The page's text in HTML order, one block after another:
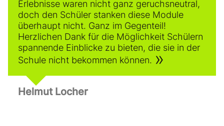
Erlebnisse waren nicht ganz geruchsneutral,
doch den Schüler stanken diese Module
überhaupt nicht. Ganz im Gegenteil!
Herzlichen Dank für die Möglichkeit Schülern
spannende Einblicke zu bieten, die sie in der
Schule nicht bekommen können.
Helmut Locher